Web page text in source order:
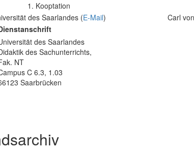
1. Kooptation
des Saarlandes (E-Mail)
des Saarlandes
des Sachunterrichts,
NT
C 6.3, 1.03
Saarbrücken
Carl